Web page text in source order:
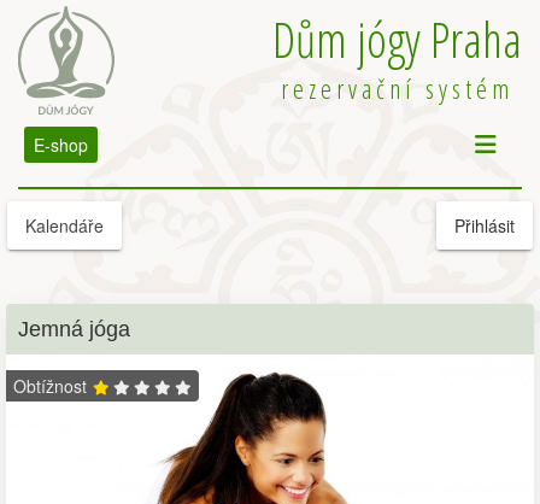
Dům jógy Praha
rezervační systém
E-shop
Kalendáře Přihlásit
Jemná jóga
Obtížnost